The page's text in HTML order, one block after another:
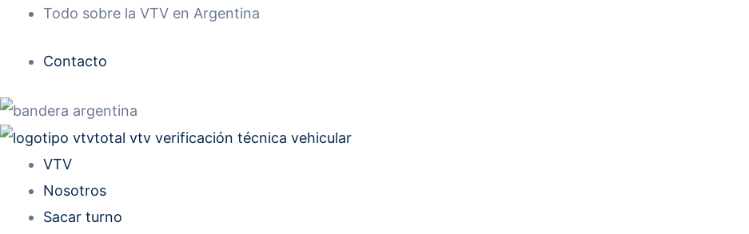
contenido
Todo sobre la VTV en Argentina
Contacto
VTV
Nosotros
Sacar turno